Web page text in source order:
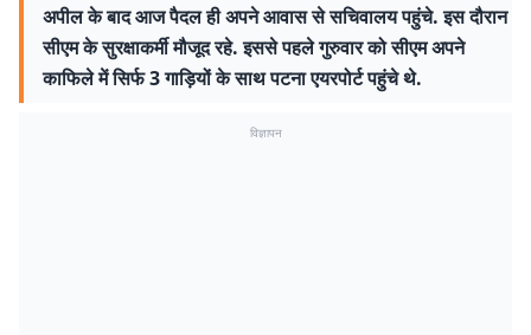
अपील के बाद आज पैदल ही अपने आवास से सचिवालय पहुंचे. इस दौरान
सीएम के सुरक्षाकर्मी मौजूद रहे. इससे पहले गुरुवार को सीएम अपने
काफिले में सिर्फ 3 गाड़ियों के साथ पटना एयरपोर्ट पहुंचे थे.
विज्ञापन